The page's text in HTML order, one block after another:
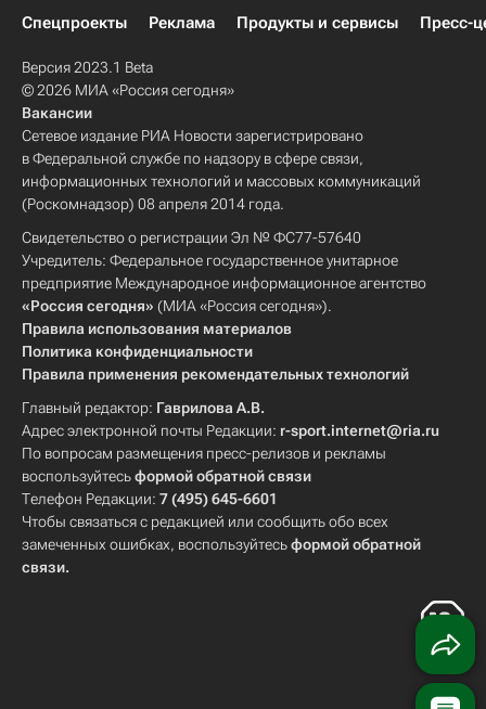
Спецпроекты
Реклама Продукты и сервисы Пресс-
Версия 2023.1 Beta
© 2026 МИА «Россия сегодня»
Вакансии
Сетевое издание РИА Новости зарегистрировано
в Федеральной службе по надзору в сфере связи,
информационных технологий и массовых коммуникаций
(Роскомнадзор) 08 апреля 2014 года.
Свидетельство о регистрации Эл № ФС77-57640
Учредитель: Федеральное государственное унитарное
предприятие Международное информационное агентство
«Россия сегодня» (МИА «Россия сегодня»).
Правила использования материалов
Политика конфиденциальности
Правила применения рекомендательных технологий
Главный редактор: Гаврилова А.В.
Адрес электронной почты Редакции: r-sport.internet@ria.ru
По вопросам размещения пресс-релизов и рекламы
воспользуйтесьформой обратной связи
Телефон Редакции: 7 (495) 645-6601
Чтобы связаться с редакцией или сообщить обо всех
замеченных ошибках, воспользуйтесьформой обратной
связи.